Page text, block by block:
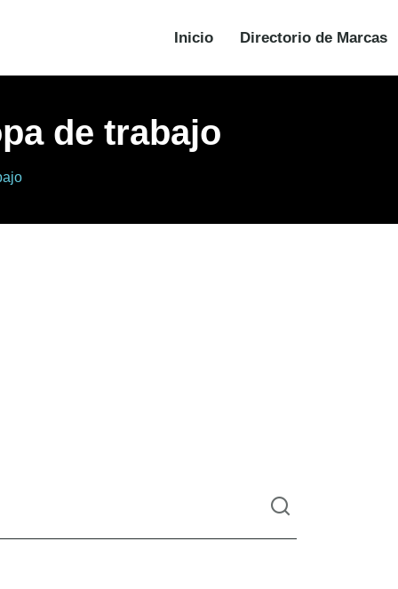
Inicio Directorio de Marcas
de trabajo